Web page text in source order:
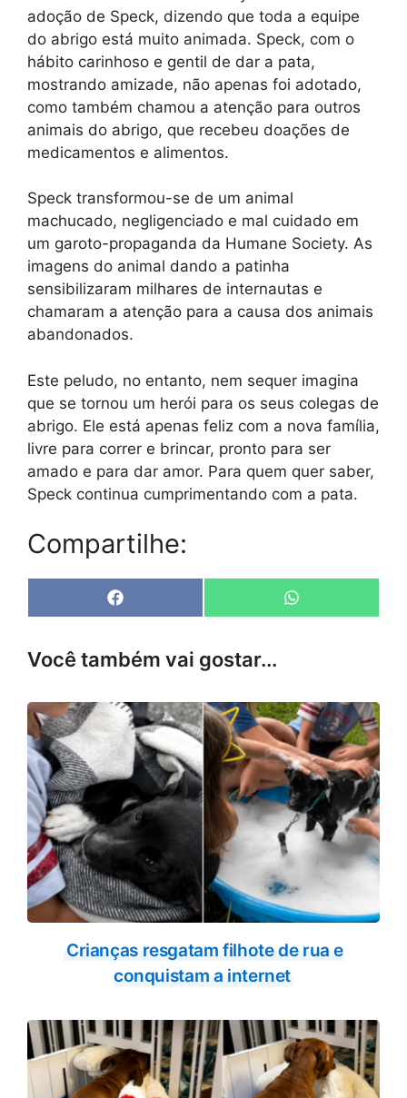
adoção de Speck, dizendo que toda a equipe
do abrigo está muito animada. Speck, com o
hábito carinhoso e gentil de dar a pata,
mostrando amizade, não apenas foi adotado,
como também chamou a atenção para outros
animais do abrigo, que recebeu doações de
medicamentos e alimentos.
Speck transformou-se de um animal
machucado, negligenciado e mal cuidado em
um garoto-propaganda da Humane Society. As
imagens do animal dando a patinha
sensibilizaram milhares de internautas e
chamaram a atenção para a causa dos animais
abandonados.
Este peludo, no entanto, nem sequer imagina
que se tornou um herói para os seus colegas de
abrigo. Ele está apenas feliz com a nova família,
livre para correr e brincar, pronto para ser
amado e para dar amor. Para quem quer saber,
Speck continua cumprimentando com a pata.
Compartilhe:
Share
on
F
a
e
b
k
Share
on
W
h
p
Você também vai gostar...
Crianças resgatam filhote de rua e
conquistam a internet